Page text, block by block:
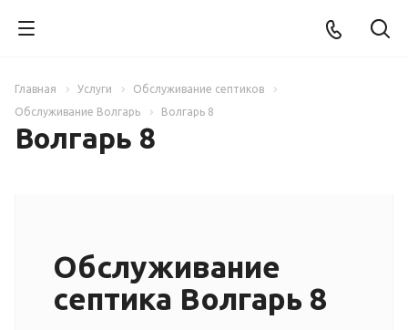
Главная Услуги
Обслуживание септиков
Обслуживание Волгарь
Волгарь 8
Волгарь 8
Обслуживание
септика Волгарь 8